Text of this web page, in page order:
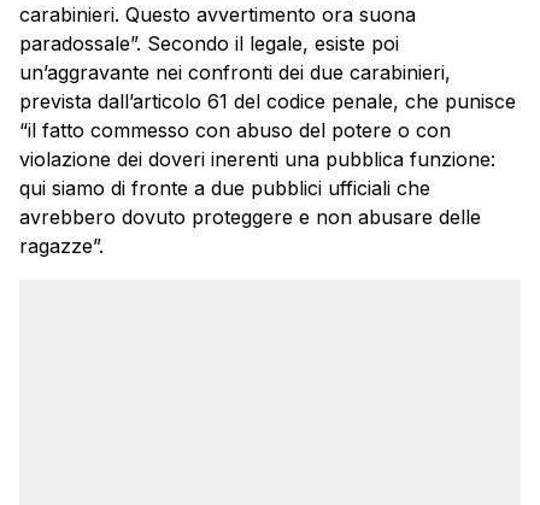
carabinieri. Questo avvertimento ora suona
paradossale”. Secondo il legale, esiste poi
un’aggravante nei confronti dei due carabinieri,
prevista dall’articolo 61 del codice penale, che punisce
“il fatto commesso con abuso del potere o con
violazione dei doveri inerenti una pubblica funzione:
qui siamo di fronte a due pubblici ufficiali che
avrebbero dovuto proteggere e non abusare delle
ragazze”.